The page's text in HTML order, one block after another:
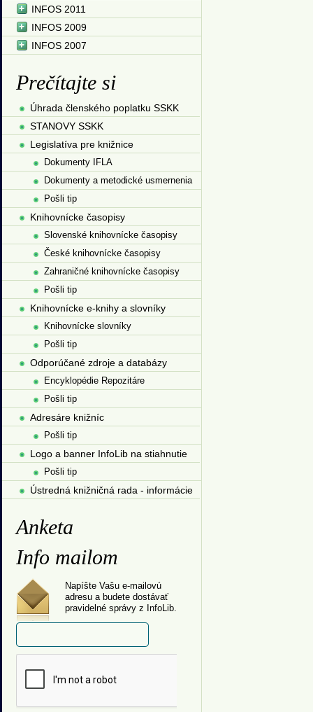
INFOS 2011
INFOS 2009
INFOS 2007
Prečítajte si
Úhrada členského poplatku SSKK
STANOVY SSKK
Legislatíva pre knižnice
Dokumenty IFLA
Dokumenty a metodické usmernenia
Pošli tip
Knihovnícke časopisy
Slovenské knihovnícke časopisy
České knihovnícke časopisy
Zahraničné knihovnícke časopisy
Pošli tip
Knihovnícke e-knihy a slovníky
Knihovnícke slovníky
Pošli tip
Odporúčané zdroje a databázy
Encyklopédie Repozitáre
Pošli tip
Adresáre knižníc
Pošli tip
Logo a banner InfoLib na stiahnutie
Pošli tip
Ústredná knižničná rada - informácie
Anketa
Info mailom
Napíšte Vašu e-mailovú
adresu a budete dostávať
pravidelné správy z InfoLib.